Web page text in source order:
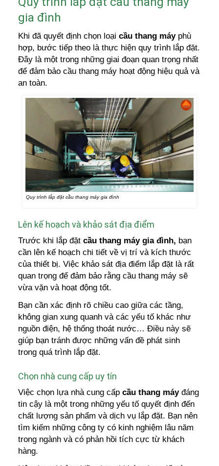
gia đình
Khi đã quyết định chọn loạicầu thang máyphù
hợp, bước tiếp theo là thực hiện quy trình lắp đặt.
Đây là một trong những giai đoạn quan trọng nhất
để đảm bảo cầu thang máy hoạt động hiệu quả và
an toàn.
Quy trình lắp đặt cầu thang máy gia đình
Lên kế hoạch và khảo sát địa điểm
Trước khi lắp đặtcầu thang máy gia đình, bạn
cần lên kế hoạch chi tiết về vị trí và kích thước
của thiết bị. Việc khảo sát địa điểm lắp đặt là rất
quan trọng để đảm bảo rằng cầu thang máy sẽ
vừa vặn và hoạt động tốt.
Bạn cần xác định rõ chiều cao giữa các tầng,
không gian xung quanh và các yếu tố khác như
nguồn điện, hệ thống thoát nước… Điều này sẽ
giúp bạn tránh được những vấn đề phát sinh
trong quá trình lắp đặt.
Chọn nhà cung cấp uy tín
Việc chọn lựa nhà cung cấpcầu thang máyđáng
tin cậy là một trong những yếu tố quyết định đến
chất lượng sản phẩm và dịch vụ lắp đặt. Bạn nên
tìm kiếm những công ty có kinh nghiệm lâu năm
trong ngành và có phản hồi tích cực từ khách
hàng.